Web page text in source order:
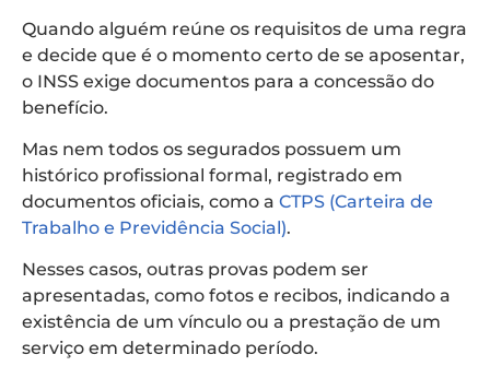
Quando alguém reúne os requisitos de uma regra
e decide que é o momento certo de se aposentar,
o INSS exige documentos para a concessão do
benefício.
Mas nem todos os segurados possuem um
histórico profissional formal, registrado em
documentos oficiais, como a CTPS (Carteira de
Trabalho e Previdência Social).
Nesses casos, outras provas podem ser
apresentadas, como fotos e recibos, indicando a
existência de um vínculo ou a prestação de um
serviço em determinado período.